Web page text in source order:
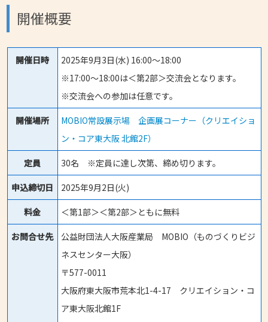
開催概要
開催日時
2025年9月3日(水) 16:00～18:00
※17:00～18:00は＜第2部＞交流会となります。
※交流会への参加は任意です。
開催場所
MOBIO常設展示場 企画展コーナー（クリエイショ
ン・コア東大阪 北館2F）
定員 30名 ※定員に達し次第、締め切ります。
申込締切日 2025年9月2日(火)
料金 ＜第1部＞＜第2部＞ともに無料
お問合せ先
公益財団法人大阪産業局 MOBIO（ものづくりビジ
ネスセンター大阪）
〒577-0011
大阪府東大阪市荒本北1-4-17 クリエイション・コ
ア東大阪北館1F